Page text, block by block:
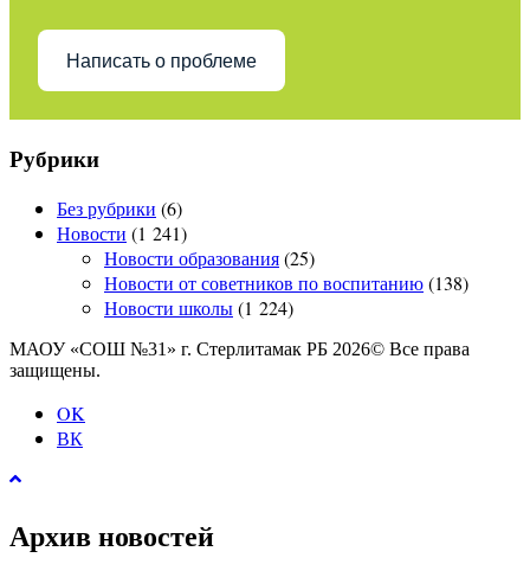
Написать о проблеме
Рубрики
Без рубрики (6)
Новости (1 241)
Новости образования(25)
Новости от советников по воспитанию(138)
Новости школы(1 224)
МАОУ «СОШ №31» г. Стерлитамак РБ 2026© Все права
защищены.
OK
ВК
Архив новостей